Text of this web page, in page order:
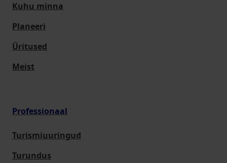
Kuhu minna
Planeeri
Üritused
Meist
Professionaal
Turismiuuringud
Turundus